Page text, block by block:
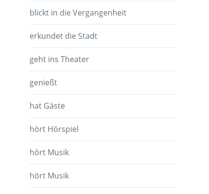
blickt in die Vergangenheit
erkundet die Stadt
geht ins Theater
genießt
hat Gäste
hört Hörspiel
hört Musik
hört Musik